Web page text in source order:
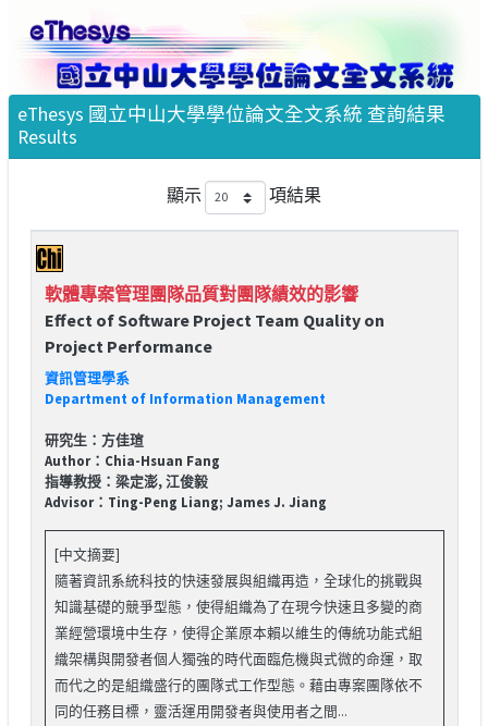
eThesys 國立中山大學學位論文全文系統 查詢結果
Results
顯示 項結果
軟體專案管理團隊品質對團隊績效的影響
Effect of Software Project Team Quality on
Project Performance
資訊管理學系
Department of Information Management
研究生：方佳瑄
Author：Chia-Hsuan Fang
指導教授：梁定澎, 江俊毅
Advisor：Ting-Peng Liang; James J. Jiang
[中文摘要]
隨著資訊系統科技的快速發展與組織再造，全球化的挑戰與
知識基礎的競爭型態，使得組織為了在現今快速且多變的商
業經營環境中生存，使得企業原本賴以維生的傳統功能式組
織架構與開發者個人獨強的時代面臨危機與式微的命運，取
而代之的是組織盛行的團隊式工作型態。藉由專案團隊依不
同的任務目標，靈活運用開發者與使用者之間...